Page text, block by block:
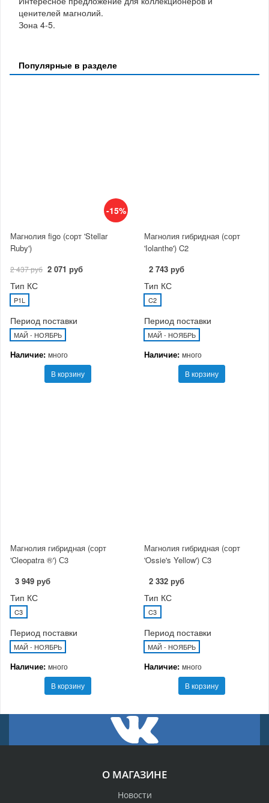
ценителей магнолий.
Зона 4-5.
Популярные в разделе
-15%
Магнолия figo (сорт 'Stellar
Ruby')
2 437 руб 2 071 руб
Тип КС
P1L
Период поставки
МАЙ - НОЯБРЬ
Наличие: много
В корзину
Магнолия гибридная (сорт
'Iolanthe') C2
2 743 руб
Тип КС
C2
Период поставки
МАЙ - НОЯБРЬ
Наличие: много
В корзину
Магнолия гибридная (сорт
'Cleopatra ®') С3
3 949 руб
Тип КС
C3
Период поставки
МАЙ - НОЯБРЬ
Наличие: много
В корзину
Магнолия гибридная (сорт
'Ossie's Yellow') С3
2 332 руб
Тип КС
C3
Период поставки
МАЙ - НОЯБРЬ
Наличие: много
В корзину
О МАГАЗИНЕ
Новости